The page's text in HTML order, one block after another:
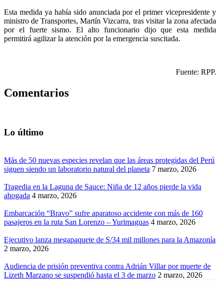
Esta medida ya había sido anunciada por el primer vicepresidente y
ministro de Transportes, Martín Vizcarra, tras visitar la zona afectada
por el fuerte sismo. El alto funcionario dijo que esta medida
permitirá agilizar la atención por la emergencia suscitada.
Fuente: RPP.
Comentarios
Lo último
Más de 50 nuevas especies revelan que las áreas protegidas del Perú
siguen siendo un laboratorio natural del planeta 7 marzo, 2026
Tragedia en la Laguna de Sauce: Niña de 12 años pierde la vida
ahogada 4 marzo, 2026
Embarcación “Bravo” sufre aparatoso accidente con más de 160
pasajeros en la ruta San Lorenzo – Yurimaguas 4 marzo, 2026
Ejecutivo lanza megapaquete de S/34 mil millones para la Amazonía
2 marzo, 2026
Audiencia de prisión preventiva contra Adrián Villar por muerte de
Lizeth Marzano se suspendió hasta el 3 de marzo 2 marzo, 2026